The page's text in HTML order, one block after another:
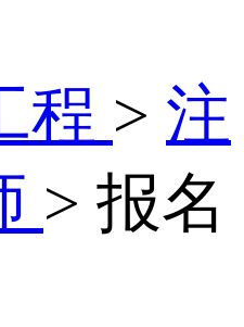
程 > 注
> 报名